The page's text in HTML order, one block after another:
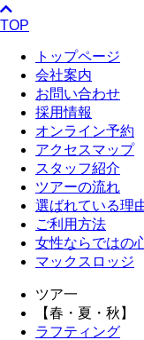
TOP
トップページ
会社案内
お問い合わせ
採用情報
オンライン予約
アクセスマップ
スタッフ紹介
ツアーの流れ
選ばれている理
ご利用方法
女性ならではの
マックスロッジ
ツア一
【春・夏・秋】
ラフティング